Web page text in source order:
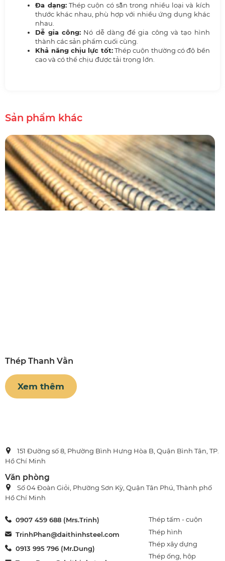
Đa dạng:Thép cuộn có sẵn trong nhiều loại và kích
thước khác nhau, phù hợp với nhiều ứng dụng khác
nhau.
Dễ gia công:Nó dễ dàng để gia công và tạo hình
thành các sản phẩm cuối cùng.
Khả năng chịu lực tốt:Thép cuộn thường có độ bền
cao và có thể chịu được tải trọng lớn.
Sản phẩm khác
Thép Thanh Vằn
Xem thêm
151 Đường số 8, Phường Bình Hưng Hòa B, Quận Bình Tân, TP.
Hồ Chí Minh
Văn phòng
Số 04 Đoàn Giỏi, Phường Sơn Kỳ, Quận Tân Phú, Thành phố
Hồ Chí Minh
0907 459 688 (Mrs.Trinh)
TrinhPhan@daithinhsteel.com
0913 995 796 (Mr.Dung)
Thép tấm - cuộn
Thép hình
Thép xây dựng
Thép ống, hộp